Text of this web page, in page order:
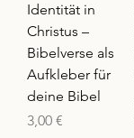
Identität in
Christus –
Bibelverse als
Aufkleber für
deine Bibel
Preis
3,00 €